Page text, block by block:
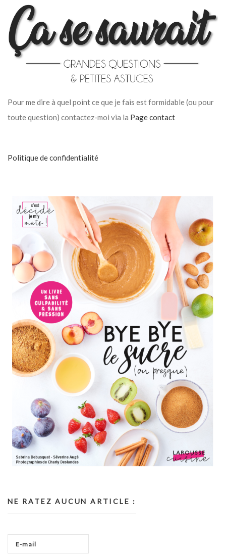
Pour me dire à quel point ce que je fais est formidable (ou pour
toute question) contactez-moi via la Page contact
Politique de confidentialité
NE RATEZ AUCUN ARTICLE :